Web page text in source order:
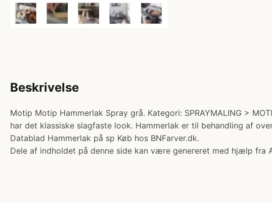
Beskrivelse
Motip Motip Hammerlak Spray grå. Kategori: SPRAYMALING >
har det klassiske slagfaste look. Hammerlak er til behandling af
Datablad Hammerlak på sp Køb hos BNFarver.dk.
Dele af indholdet på denne side kan være genereret med hjælp fra